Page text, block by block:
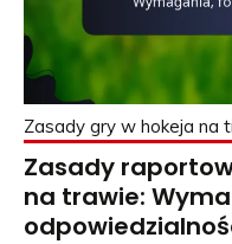
Zasady gry w hokeja na
Zasady
na trawie: